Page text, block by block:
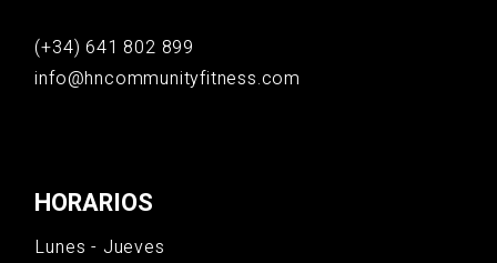
(+34) 641 802 899
info@hncommunityfitness.com
HORARIOS
Lunes - Jueves